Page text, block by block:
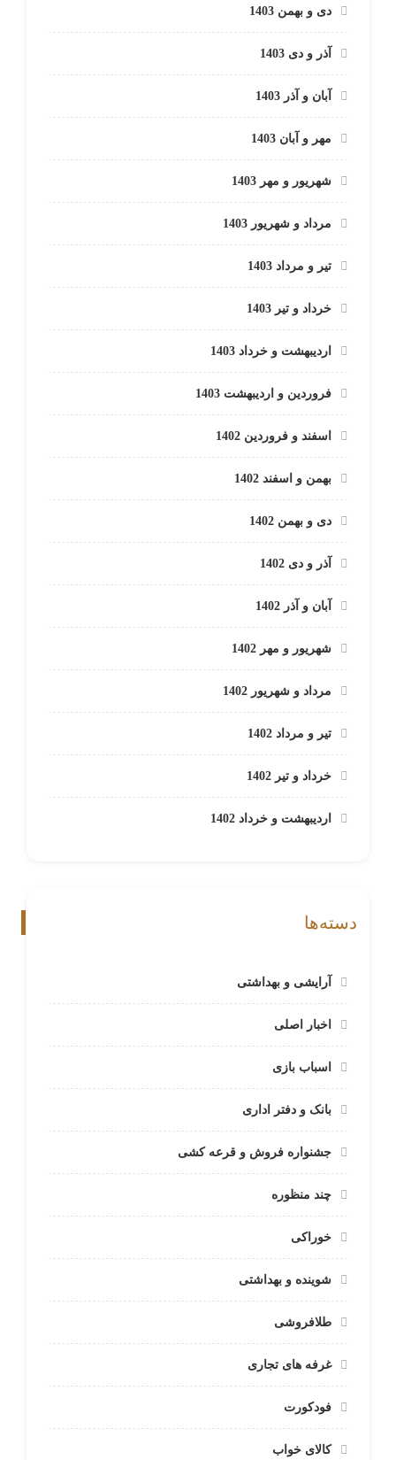
دی و بهمن 1403
آذر و دی 1403
آبان و آذر 1403
مهر و آبان 1403
شهریور و مهر 1403
مرداد و شهریور 1403
تیر و مرداد 1403
خرداد و تیر 1403
اردیبهشت و خرداد 1403
فروردین و اردیبهشت 1403
اسفند و فروردین 1402
بهمن و اسفند 1402
دی و بهمن 1402
آذر و دی 1402
آبان و آذر 1402
شهریور و مهر 1402
مرداد و شهریور 1402
تیر و مرداد 1402
خرداد و تیر 1402
اردیبهشت و خرداد 1402
دسته‌ها
آرایشی و بهداشتی
اخبار اصلی
اسباب بازی
بانک و دفتر اداری
جشنواره فروش و قرعه کشی
چند منظوره
خوراکی
شوینده و بهداشتی
طلافروشی
غرفه های تجاری
فودکورت
کالای خواب